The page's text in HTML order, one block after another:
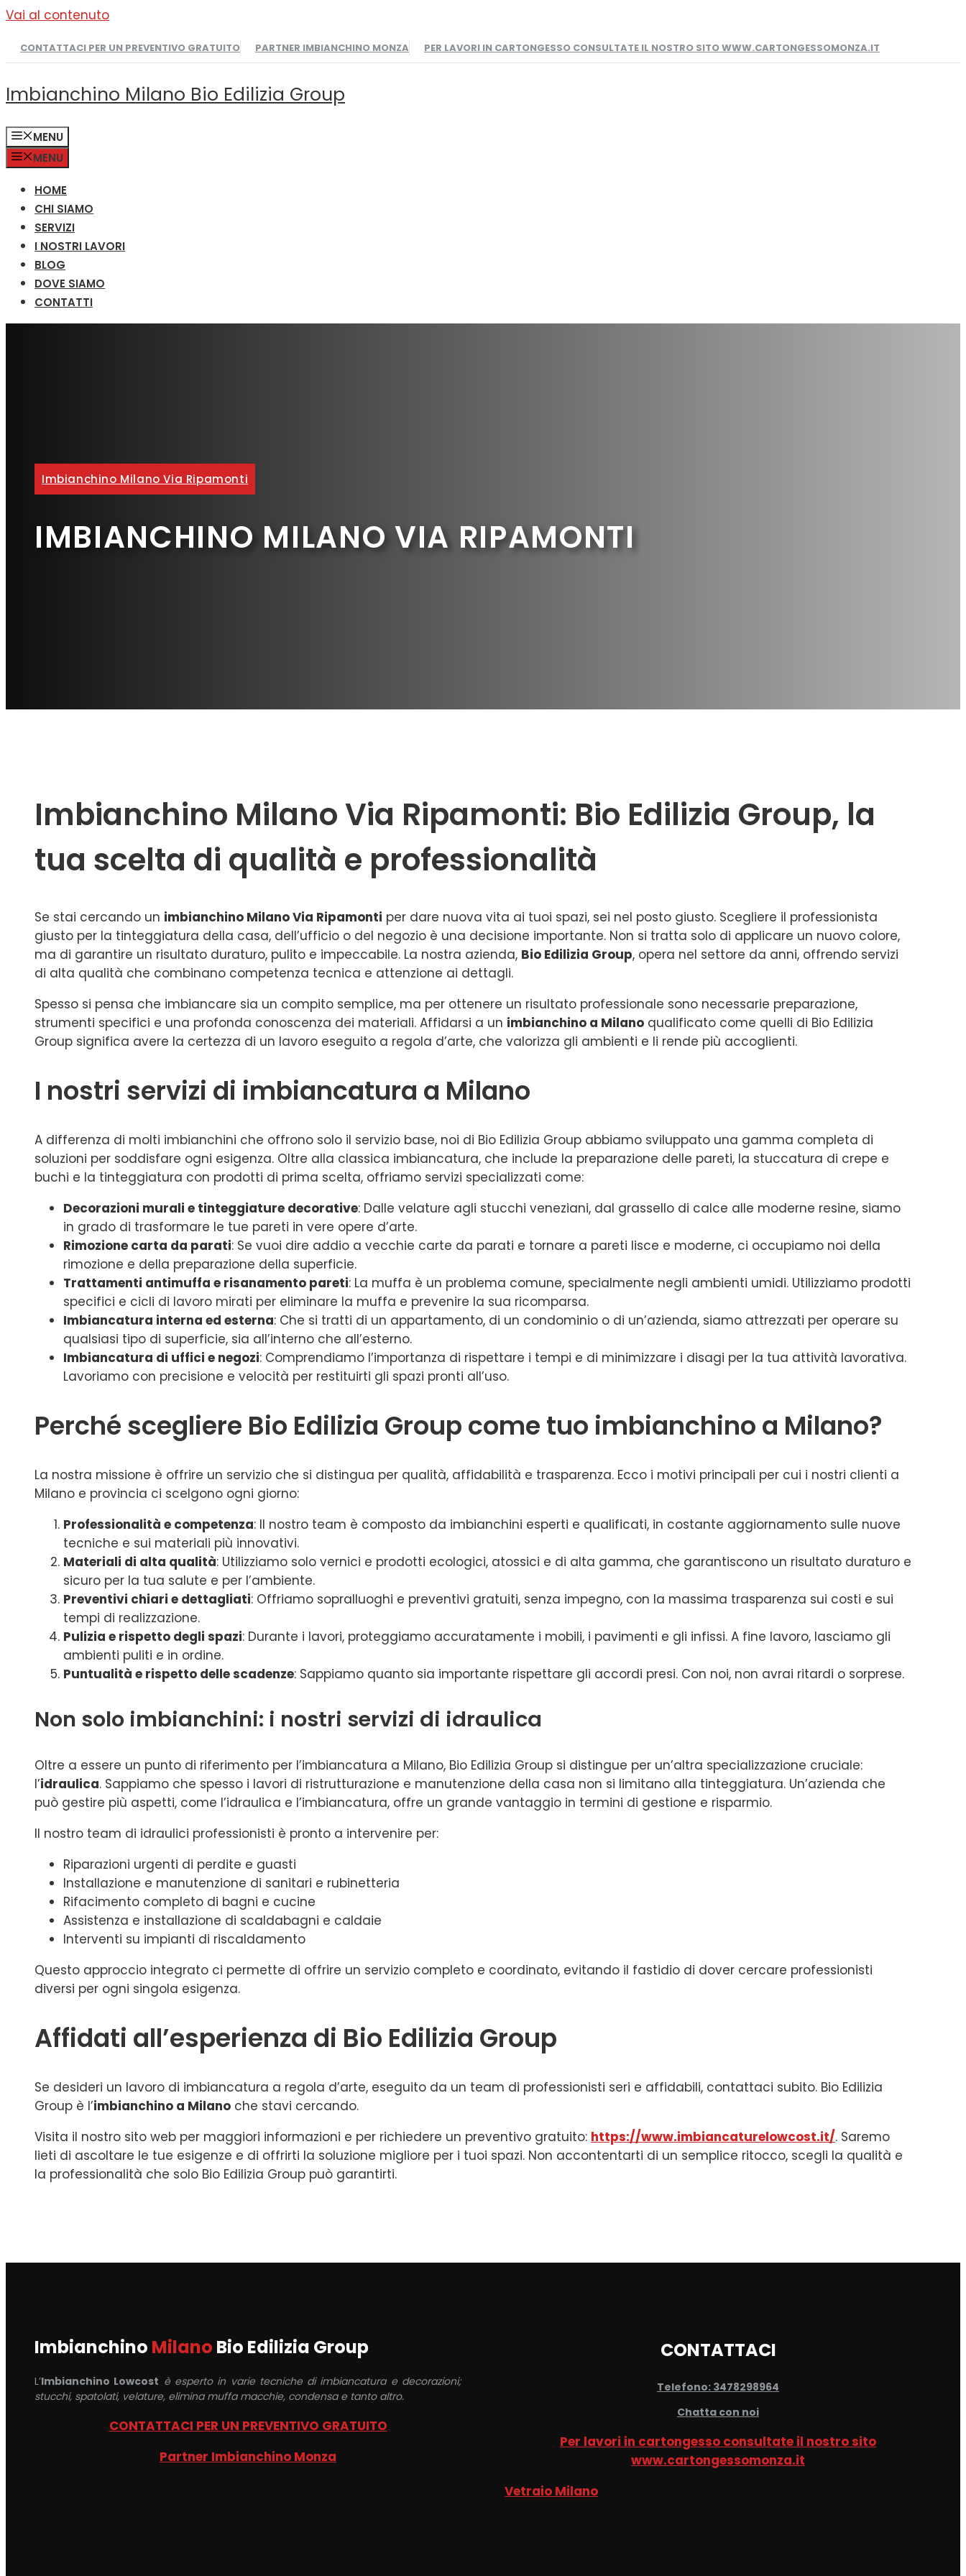
Vai al contenuto
CONTATTACI PER UN PREVENTIVO GRATUITO PARTNER IMBIANCHINO MONZA PER LAVORI IN CARTONGESSO CONSULTATE IL NOSTRO SITO WWW.CARTONGESSOMONZA.IT
Imbianchino Milano Bio Edilizia Group
MENU
MENU
HOME
CHI SIAMO
SERVIZI
I NOSTRI LAVORI
BLOG
DOVE SIAMO
CONTATTI
Imbianchino Milano Via Ripamonti
IMBIANCHINO MILANO VIA RIPAMONTI
Imbianchino Milano Via Ripamonti: Bio Edilizia Group, la
tua scelta di qualità e professionalità
Se stai cercando un imbianchino Milano Via Ripamonti per dare nuova vita ai tuoi spazi, sei nel posto giusto. Scegliere il professionista
giusto per la tinteggiatura della casa, dell’ufficio o del negozio è una decisione importante. Non si tratta solo di applicare un nuovo colore,
ma di garantire un risultato duraturo, pulito e impeccabile. La nostra azienda, Bio Edilizia Group, opera nel settore da anni, offrendo servizi
di alta qualità che combinano competenza tecnica e attenzione ai dettagli.
Spesso si pensa che imbiancare sia un compito semplice, ma per ottenere un risultato professionale sono necessarie preparazione,
strumenti specifici e una profonda conoscenza dei materiali. Affidarsi a un imbianchino a Milano qualificato come quelli di Bio Edilizia
Group significa avere la certezza di un lavoro eseguito a regola d’arte, che valorizza gli ambienti e li rende più accoglienti.
I nostri servizi di imbiancatura a Milano
A differenza di molti imbianchini che offrono solo il servizio base, noi di Bio Edilizia Group abbiamo sviluppato una gamma completa di
soluzioni per soddisfare ogni esigenza. Oltre alla classica imbiancatura, che include la preparazione delle pareti, la stuccatura di crepe e
buchi e la tinteggiatura con prodotti di prima scelta, offriamo servizi specializzati come:
Decorazioni murali e tinteggiature decorative: Dalle velature agli stucchi veneziani, dal grassello di calce alle moderne resine, siamo
in grado di trasformare le tue pareti in vere opere d’arte.
Rimozione carta da parati: Se vuoi dire addio a vecchie carte da parati e tornare a pareti lisce e moderne, ci occupiamo noi della
rimozione e della preparazione della superficie.
Trattamenti antimuffa e risanamento pareti: La muffa è un problema comune, specialmente negli ambienti umidi. Utilizziamo prodotti
specifici e cicli di lavoro mirati per eliminare la muffa e prevenire la sua ricomparsa.
Imbiancatura interna ed esterna: Che si tratti di un appartamento, di un condominio o di un’azienda, siamo attrezzati per operare su
qualsiasi tipo di superficie, sia all’interno che all’esterno.
Imbiancatura di uffici e negozi: Comprendiamo l’importanza di rispettare i tempi e di minimizzare i disagi per la tua attività lavorativa.
Lavoriamo con precisione e velocità per restituirti gli spazi pronti all’uso.
Perché scegliere Bio Edilizia Group come tuo imbianchino a Milano?
La nostra missione è offrire un servizio che si distingua per qualità, affidabilità e trasparenza. Ecco i motivi principali per cui i nostri clienti a
Milano e provincia ci scelgono ogni giorno:
Professionalità e competenza: Il nostro team è composto da imbianchini esperti e qualificati, in costante aggiornamento sulle nuove
tecniche e sui materiali più innovativi.
Materiali di alta qualità: Utilizziamo solo vernici e prodotti ecologici, atossici e di alta gamma, che garantiscono un risultato duraturo e
sicuro per la tua salute e per l’ambiente.
Preventivi chiari e dettagliati: Offriamo sopralluoghi e preventivi gratuiti, senza impegno, con la massima trasparenza sui costi e sui
tempi di realizzazione.
Pulizia e rispetto degli spazi: Durante i lavori, proteggiamo accuratamente i mobili, i pavimenti e gli infissi. A fine lavoro, lasciamo gli
ambienti puliti e in ordine.
Puntualità e rispetto delle scadenze: Sappiamo quanto sia importante rispettare gli accordi presi. Con noi, non avrai ritardi o sorprese.
Non solo imbianchini: i nostri servizi di idraulica
Oltre a essere un punto di riferimento per l’imbiancatura a Milano, Bio Edilizia Group si distingue per un’altra specializzazione cruciale:
l’idraulica. Sappiamo che spesso i lavori di ristrutturazione e manutenzione della casa non si limitano alla tinteggiatura. Un’azienda che
può gestire più aspetti, come l’idraulica e l’imbiancatura, offre un grande vantaggio in termini di gestione e risparmio.
Il nostro team di idraulici professionisti è pronto a intervenire per:
Riparazioni urgenti di perdite e guasti
Installazione e manutenzione di sanitari e rubinetteria
Rifacimento completo di bagni e cucine
Assistenza e installazione di scaldabagni e caldaie
Interventi su impianti di riscaldamento
Questo approccio integrato ci permette di offrire un servizio completo e coordinato, evitando il fastidio di dover cercare professionisti
diversi per ogni singola esigenza.
Affidati all’esperienza di Bio Edilizia Group
Se desideri un lavoro di imbiancatura a regola d’arte, eseguito da un team di professionisti seri e affidabili, contattaci subito. Bio Edilizia
Group è l’imbianchino a Milano che stavi cercando.
Visita il nostro sito web per maggiori informazioni e per richiedere un preventivo gratuito: https://www.imbiancaturelowcost.it/. Saremo
lieti di ascoltare le tue esigenze e di offrirti la soluzione migliore per i tuoi spazi. Non accontentarti di un semplice ritocco, scegli la qualità e
la professionalità che solo Bio Edilizia Group può garantirti.
Imbianchino Milano Bio Edilizia Group
L’Imbianchino Lowcost è esperto in varie tecniche di imbiancatura e decorazioni;
stucchi, spatolati, velature, elimina muffa macchie, condensa e tanto altro.
CONTATTACI PER UN PREVENTIVO GRATUITO
Partner Imbianchino Monza
CONTATTACI
Telefono: 3478298964
Chatta con noi
Per lavori in cartongesso consultate il nostro sito
www.cartongessomonza.it
Vetraio Milano